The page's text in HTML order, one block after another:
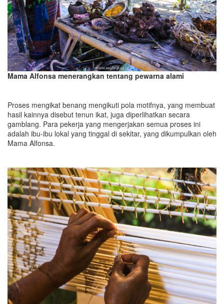
Mama Alfonsa menerangkan tentang pewarna alami
Proses mengikat benang mengikuti pola motifnya, yang membuat
hasil kainnya disebut tenun ikat, juga diperlihatkan secara
gamblang. Para pekerja yang mengerjakan semua proses ini
adalah ibu-ibu lokal yang tinggal di sekitar, yang dikumpulkan oleh
Mama Alfonsa.